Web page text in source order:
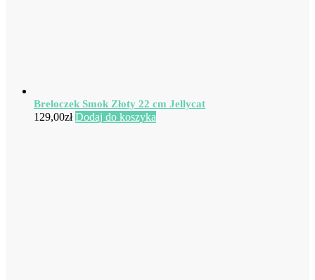
Breloczek Smok Złoty 22 cm Jellycat
129,00zł Dodaj do koszyka